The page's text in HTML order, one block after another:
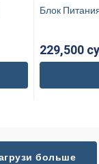
229,500
больше